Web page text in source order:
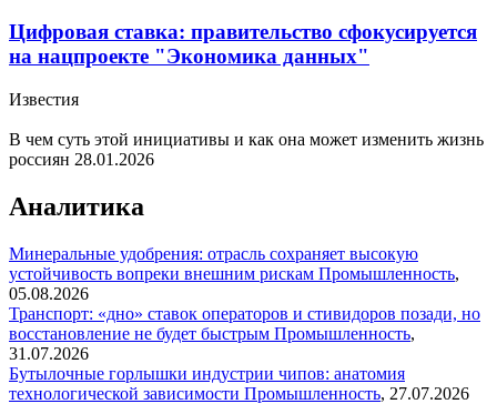
Цифровая ставка: правительство сфокусируется
на нацпроекте "Экономика данных"
Известия
В чем суть этой инициативы и как она может изменить жизнь
россиян 28.01.2026
Аналитика
Минеральные удобрения: отрасль сохраняет высокую
устойчивость вопреки внешним рискам Промышленность,
05.08.2026
Транспорт: «дно» ставок операторов и стивидоров позади, но
восстановление не будет быстрым Промышленность,
31.07.2026
Бутылочные горлышки индустрии чипов: анатомия
технологической зависимости Промышленность, 27.07.2026